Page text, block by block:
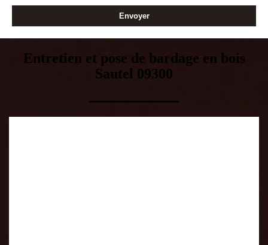
Entretien et pose de bardage en bois
Sautel 09300